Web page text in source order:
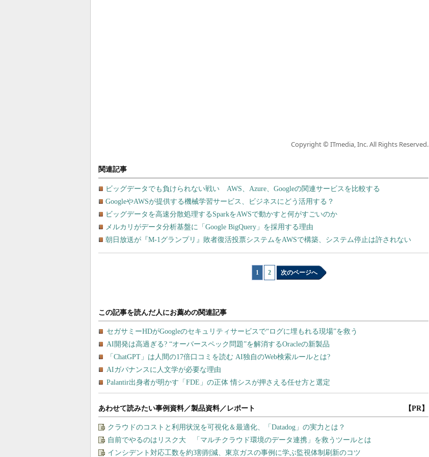
Copyright © ITmedia, Inc. All Rights Reserved.
関連記事
ビッグデータでも負けられない戦い AWS、Azure、Googleの関連サービスを比較する
GoogleやAWSが提供する機械学習サービス、ビジネスにどう活用する？
ビッグデータを高速分散処理するSparkをAWSで動かすと何がすごいのか
メルカリがデータ分析基盤に「Google BigQuery」を採用する理由
朝日放送が『M-1グランプリ』敗者復活投票システムをAWSで構築、システム停止は許されない
1 2 次のページへ
あわせて読みたい事例資料／製品資料／レポート 【PR】
クラウドのコストと利用状況を可視化＆最適化、「Datadog」の実力とは？
自前でやるのはリスク大 「マルチクラウド環境のデータ連携」を救うツールとは
インシデント対応工数を約3割削減、東京ガスの事例に学ぶ監視体制刷新のコツ